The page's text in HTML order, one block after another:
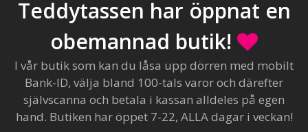
Teddytassen har öppnat en
obemannad butik!
I vår butik som kan du låsa upp dörren med mobilt
Bank-ID, välja bland 100-tals varor och därefter
självscanna och betala i kassan alldeles på egen
hand. Butiken har öppet 7-22, ALLA dagar i veckan!